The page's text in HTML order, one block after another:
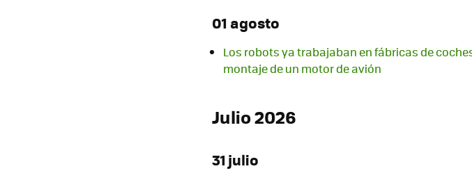
01 agosto
Los robots ya trabajaban en fábricas de
montaje de un motor de avión
Julio 2026
31 julio